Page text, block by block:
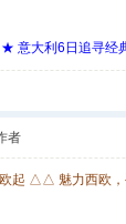
意大利6日追寻经
者
起 △△ 魅力西欧，